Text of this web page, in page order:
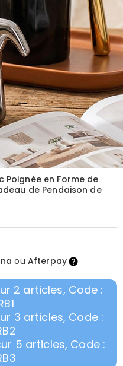
Poignée en Forme de
de Pendaison de
ou Afterpay
2 articles, Code :
3 articles, Code :
5 articles, Code :